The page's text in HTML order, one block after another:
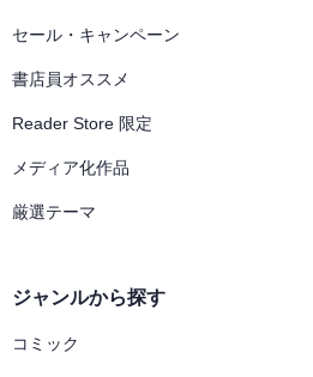
セール・キャンペーン
書店員オススメ
Reader Store 限定
メディア化作品
厳選テーマ
ジャンルから探す
コミック